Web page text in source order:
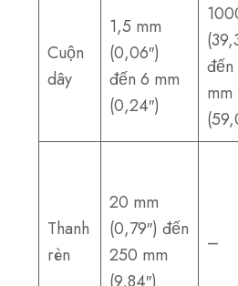
Cuộn
dây
1,5 mm
(0,06″)
đến 6 mm
(0,24″)
mm
Thanh
rèn
20 mm
(0,79″) đến
250 mm
(9,84″)
–